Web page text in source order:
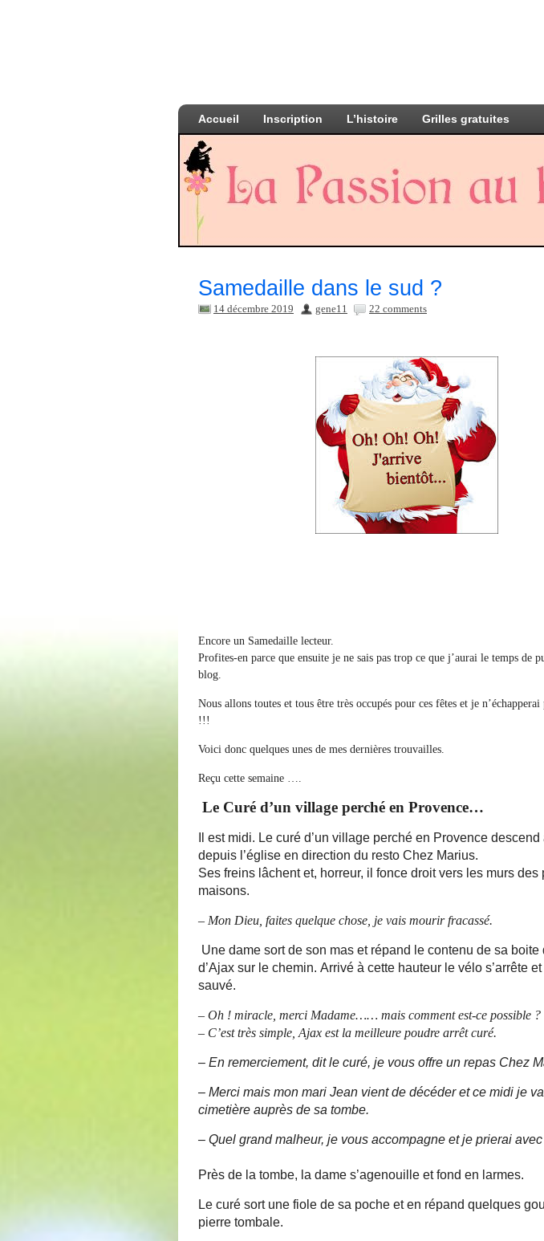
Accueil Inscription L’histoire Grilles gratuites
Samedaille dans le sud ?
14 décembre 2019 gene11 22 comments
Encore un Samedaille lecteur.
Profites-en parce que ensuite je ne sais pas trop ce que j’aurai le temps de
blog.
Nous allons toutes et tous être très occupés pour ces fêtes et je n’échapperai
!!!
Voici donc quelques unes de mes dernières trouvailles.
Reçu cette semaine ….
Le Curé d’un village perché en Provence…
Il est midi. Le curé d’un village perché en Provence descend
depuis l’église en direction du resto Chez Marius.
Ses freins lâchent et, horreur, il fonce droit vers les murs des
maisons.
– Mon Dieu, faites quelque chose, je vais mourir fracassé.
Une dame sort de son mas et répand le contenu de sa boite
d’Ajax sur le chemin. Arrivé à cette hauteur le vélo s’arrête
sauvé.
– Oh ! miracle, merci Madame…… mais comment est-ce possible ?
– C’est très simple, Ajax est la meilleure poudre arrêt curé.
– En remerciement, dit le curé, je vous offre un repas Chez
– Merci mais mon mari Jean vient de décéder et ce midi je
cimetière auprès de sa tombe.
– Quel grand malheur, je vous accompagne et je prierai
Près de la tombe, la dame s’agenouille et fond en larmes.
Le curé sort une fiole de sa poche et en répand quelques
pierre tombale.